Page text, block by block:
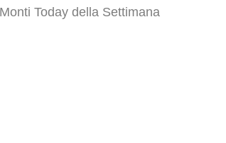
Today della Settimana